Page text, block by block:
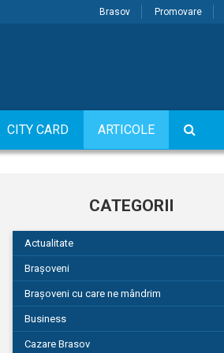
Brasov Promovare
CITY CARD ARTICOLE
CATEGORII
Actualitate
Brașoveni
Brașoveni cu care ne mândrim
Business
Cazare Brasov